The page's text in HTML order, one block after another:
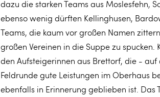
dazu die starken Teams aus Moslesfehn,
ebenso wenig dürften Kellinghusen,
Teams, die kaum vor großen Namen
großen Vereinen in die Suppe zu
den Aufsteigerinnen aus Brettorf, die -
Feldrunde gute Leistungen im Oberhaus
ebenfalls in Erinnerung geblieben ist.